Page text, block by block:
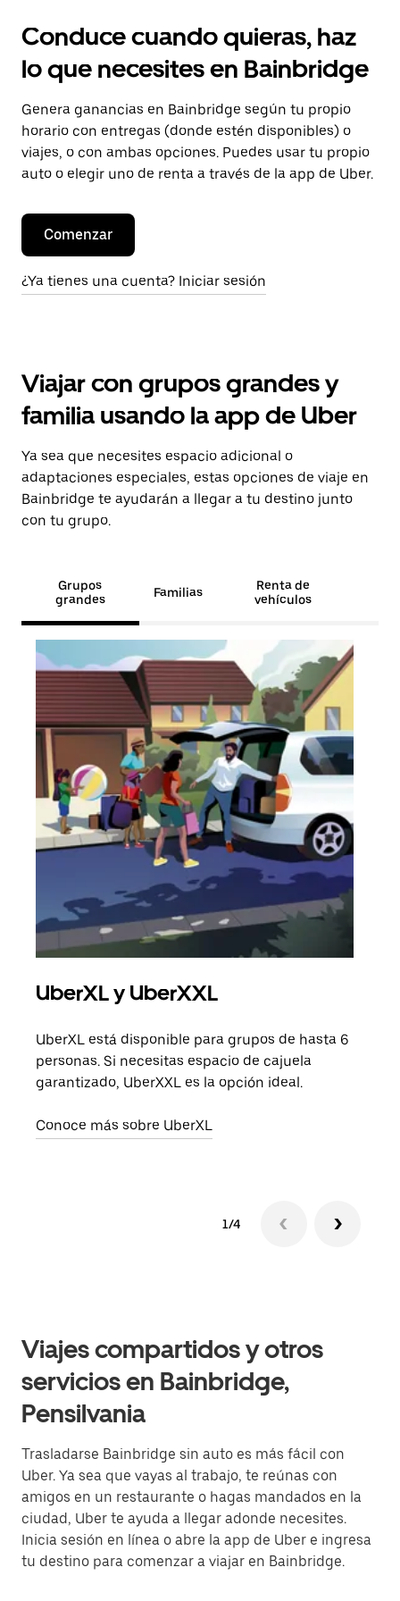
Conduce cuando quieras, haz
lo que necesites en Bainbridge
Genera ganancias en Bainbridge según tu propio
horario con entregas (donde estén disponibles) o
viajes, o con ambas opciones. Puedes usar tu propio
auto o elegir uno de renta a través de la app de Uber.
Comenzar
¿Ya tienes una cuenta? Iniciar sesión
Viajar con grupos grandes y
familia usando la app de Uber
Ya sea que necesites espacio adicional o
adaptaciones especiales, estas opciones de viaje en
Bainbridge te ayudarán a llegar a tu destino junto
con tu grupo.
Grupos
grandes
Familias
Renta de
vehículos
UberXL y UberXXL
UberXL está disponible para grupos de hasta 6
personas. Si necesitas espacio de cajuela
garantizado, UberXXL es la opción ideal.
Conoce más sobre UberXL
1/4
Viajes compartidos y otros
servicios en Bainbridge,
Pensilvania
Trasladarse Bainbridge sin auto es más fácil con
Uber. Ya sea que vayas al trabajo, te reúnas con
amigos en un restaurante o hagas mandados en la
ciudad, Uber te ayuda a llegar adonde necesites.
Inicia sesión en línea o abre la app de Uber e ingresa
tu destino para comenzar a viajar en Bainbridge.